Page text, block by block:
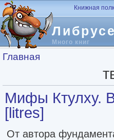
Перейти к основному содержанию
Много книг
Книжная
Вы здесь
Главная
Мифы Ктулху.
[litres]
От автора